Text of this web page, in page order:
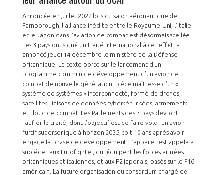
Annoncée en juillet 2022 lors du salon aéronautique de
Farnborough, l’alliance inédite entre le Royaume-Uni, l’Italie
et le Japon dans l’aviation de combat est désormais scellée.
Les 3 pays ont signé un traité international à cet effet, a
annoncé jeudi 14 décembre le ministère de la Défense
britannique. Le texte porte sur le lancement d’un
programme commun de développement d’un avion de
combat de nouvelle génération, pièce maîtresse d’un «
système de systèmes » interconnecté, formé de drones,
satellites, liaisons de données cybersécurisées, armements
et cloud de combat. Les Parlements des 3 pays devront
ratifier le traité, dont l’objectif est de faire voler un avion
furtif supersonique à horizon 2035, soit 10 ans après avoir
engagé la phase de développement. L’appareil est appelé à
succéder aux Eurofighter, qui équipent les forces armées
britanniques et italiennes, et aux F2 japonais, basés sur le F16
américain. La future organisation du consortium chargé de